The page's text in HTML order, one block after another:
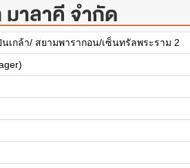
าลาคี จำกัด
กล้า/ สยามพารากอน/เซ็นทรัลพระราม 2